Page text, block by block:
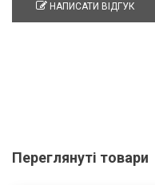
НАПИСАТИ ВІДГУК
Переглянуті товари